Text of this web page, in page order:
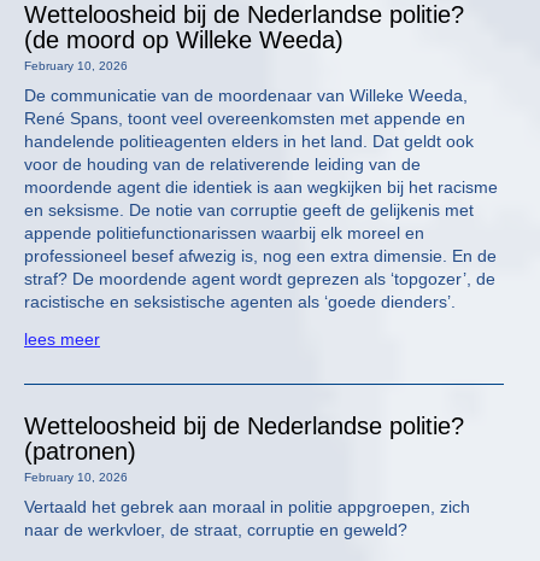
Wetteloosheid bij de Nederlandse politie?
(de moord op Willeke Weeda)
February 10, 2026
De communicatie van de moordenaar van Willeke Weeda,
René Spans, toont veel overeenkomsten met appende en
handelende politieagenten elders in het land. Dat geldt ook
voor de houding van de relativerende leiding van de
moordende agent die identiek is aan wegkijken bij het racisme
en seksisme. De notie van corruptie geeft de gelijkenis met
appende politiefunctionarissen waarbij elk moreel en
professioneel besef afwezig is, nog een extra dimensie. En de
straf? De moordende agent wordt geprezen als ‘topgozer’, de
racistische en seksistische agenten als ‘goede dienders’.
lees meer
Wetteloosheid bij de Nederlandse politie?
February 10, 2026
Vertaald het gebrek aan moraal in politie appgroepen, zich
naar de werkvloer, de straat, corruptie en geweld?